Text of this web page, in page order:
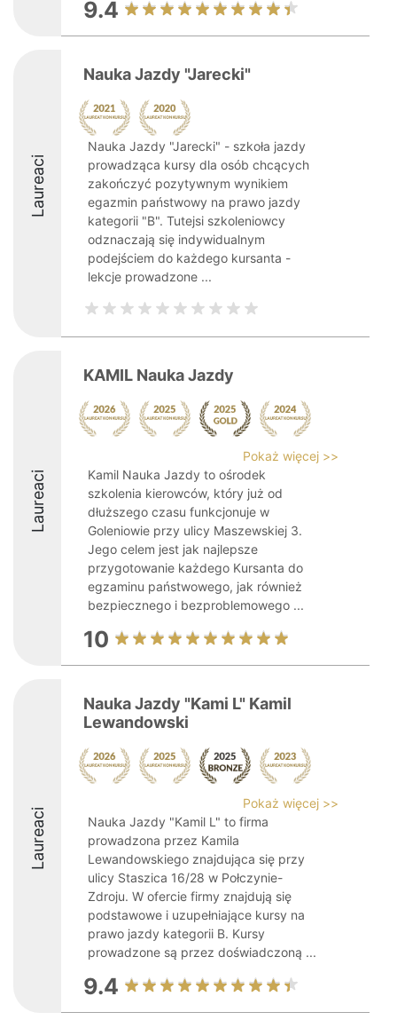
9.4
Laureaci
Nauka Jazdy "Jarecki"
Nauka Jazdy "Jarecki" - szkoła jazdy
prowadząca kursy dla osób chcących
zakończyć pozytywnym wynikiem
egazmin państwowy na prawo jazdy
kategorii "B". Tutejsi szkoleniowcy
odznaczają się indywidualnym
podejściem do każdego kursanta -
lekcje prowadzone ...
Laureaci
KAMIL Nauka Jazdy
Pokaż więcej >>
Kamil Nauka Jazdy to ośrodek
szkolenia kierowców, który już od
dłuższego czasu funkcjonuje w
Goleniowie przy ulicy Maszewskiej 3.
Jego celem jest jak najlepsze
przygotowanie każdego Kursanta do
egzaminu państwowego, jak również
bezpiecznego i bezproblemowego ...
10
Laureaci
Nauka Jazdy "Kami L" Kamil
Lewandowski
Pokaż więcej >>
Nauka Jazdy "Kamil L" to firma
prowadzona przez Kamila
Lewandowskiego znajdująca się przy
ulicy Staszica 16/28 w Połczynie-
Zdroju. W ofercie firmy znajdują się
podstawowe i uzupełniające kursy na
prawo jazdy kategorii B. Kursy
prowadzone są przez doświadczoną ...
9.4